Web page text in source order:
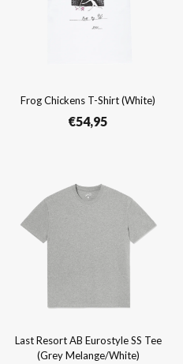
Frog Chickens T-Shirt (White)
€54,95
Last Resort AB Eurostyle SS Tee
(Grey Melange/White)